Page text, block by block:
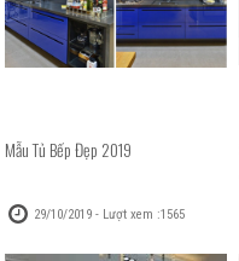
Mẫu Tủ Bếp Đẹp 2019
29/10/2019 - Lượt xem :1565